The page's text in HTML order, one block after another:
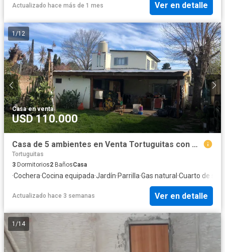
Actualizado hace más de 1 mes Ver en detalle
1/12
Casa·en venta
USD 110.000
Casa de 5 ambientes en Venta Tortuguitas con Pileta con cochera p/ 3 autos
Tortuguitas
3 Dormitorios2 BañosCasa
·Cochera·Cocina equipada·Jardín·Parrilla·Gas natural·Cuarto de
Actualizado hace 3 semanas Ver en detalle
1 /14